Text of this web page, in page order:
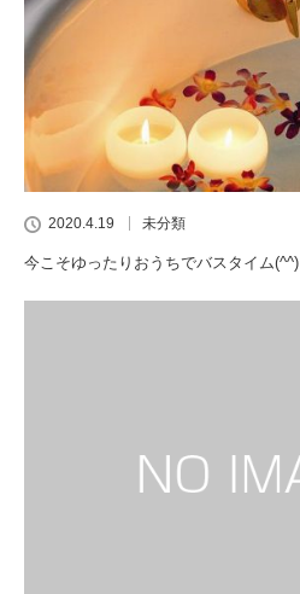
2020.4.19 未分類
今こそゆったりおうちでバスタイム(^^)